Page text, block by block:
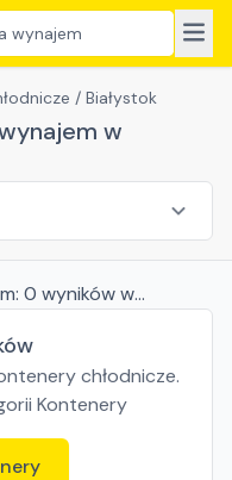
wynajem
/ Białystok
w
0 wynikóww
chłodnicze.
Kontenery